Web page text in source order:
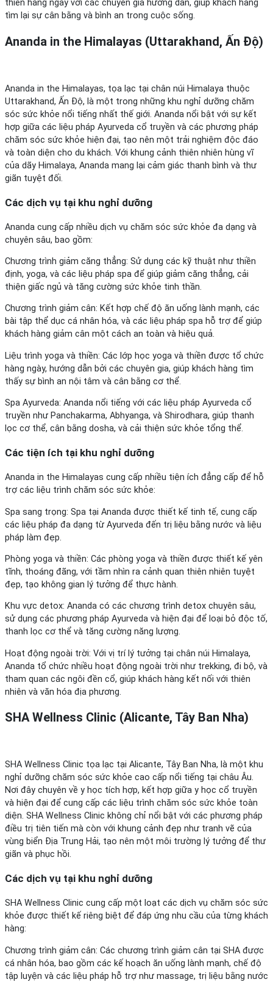
thiền hàng ngày với các chuyên gia hướng dẫn, giúp khách hàng
tìm lại sự cân bằng và bình an trong cuộc sống.
Ananda in the Himalayas (Uttarakhand, Ấn Độ)
Ananda in the Himalayas, tọa lạc tại chân núi Himalaya thuộc
Uttarakhand, Ấn Độ, là một trong những khu nghỉ dưỡng chăm
sóc sức khỏe nổi tiếng nhất thế giới. Ananda nổi bật với sự kết
hợp giữa các liệu pháp Ayurveda cổ truyền và các phương pháp
chăm sóc sức khỏe hiện đại, tạo nên một trải nghiệm độc đáo
và toàn diện cho du khách. Với khung cảnh thiên nhiên hùng vĩ
của dãy Himalaya, Ananda mang lại cảm giác thanh bình và thư
giãn tuyệt đối.
Các dịch vụ tại khu nghỉ dưỡng
Ananda cung cấp nhiều dịch vụ chăm sóc sức khỏe đa dạng và
chuyên sâu, bao gồm:
Chương trình giảm căng thẳng: Sử dụng các kỹ thuật như thiền
định, yoga, và các liệu pháp spa để giúp giảm căng thẳng, cải
thiện giấc ngủ và tăng cường sức khỏe tinh thần.
Chương trình giảm cân: Kết hợp chế độ ăn uống lành mạnh, các
bài tập thể dục cá nhân hóa, và các liệu pháp spa hỗ trợ để giúp
khách hàng giảm cân một cách an toàn và hiệu quả.
Liệu trình yoga và thiền: Các lớp học yoga và thiền được tổ chức
hàng ngày, hướng dẫn bởi các chuyên gia, giúp khách hàng tìm
thấy sự bình an nội tâm và cân bằng cơ thể.
Spa Ayurveda: Ananda nổi tiếng với các liệu pháp Ayurveda cổ
truyền như Panchakarma, Abhyanga, và Shirodhara, giúp thanh
lọc cơ thể, cân bằng dosha, và cải thiện sức khỏe tổng thể.
Các tiện ích tại khu nghỉ dưỡng
Ananda in the Himalayas cung cấp nhiều tiện ích đẳng cấp để hỗ
trợ các liệu trình chăm sóc sức khỏe:
Spa sang trọng: Spa tại Ananda được thiết kế tinh tế, cung cấp
các liệu pháp đa dạng từ Ayurveda đến trị liệu bằng nước và liệu
pháp làm đẹp.
Phòng yoga và thiền: Các phòng yoga và thiền được thiết kế yên
tĩnh, thoáng đãng, với tầm nhìn ra cảnh quan thiên nhiên tuyệt
đẹp, tạo không gian lý tưởng để thực hành.
Khu vực detox: Ananda có các chương trình detox chuyên sâu,
sử dụng các phương pháp Ayurveda và hiện đại để loại bỏ độc tố,
thanh lọc cơ thể và tăng cường năng lượng.
Hoạt động ngoài trời: Với vị trí lý tưởng tại chân núi Himalaya,
Ananda tổ chức nhiều hoạt động ngoài trời như trekking, đi bộ, và
tham quan các ngôi đền cổ, giúp khách hàng kết nối với thiên
nhiên và văn hóa địa phương.
SHA Wellness Clinic (Alicante, Tây Ban Nha)
SHA Wellness Clinic tọa lạc tại Alicante, Tây Ban Nha, là một khu
nghỉ dưỡng chăm sóc sức khỏe cao cấp nổi tiếng tại châu Âu.
Nơi đây chuyên về y học tích hợp, kết hợp giữa y học cổ truyền
và hiện đại để cung cấp các liệu trình chăm sóc sức khỏe toàn
diện. SHA Wellness Clinic không chỉ nổi bật với các phương pháp
điều trị tiên tiến mà còn với khung cảnh đẹp như tranh vẽ của
vùng biển Địa Trung Hải, tạo nên một môi trường lý tưởng để thư
giãn và phục hồi.
Các dịch vụ tại khu nghỉ dưỡng
SHA Wellness Clinic cung cấp một loạt các dịch vụ chăm sóc sức
khỏe được thiết kế riêng biệt để đáp ứng nhu cầu của từng khách
hàng:
Chương trình giảm cân: Các chương trình giảm cân tại SHA được
cá nhân hóa, bao gồm các kế hoạch ăn uống lành mạnh, chế độ
tập luyện và các liệu pháp hỗ trợ như massage, trị liệu bằng nước